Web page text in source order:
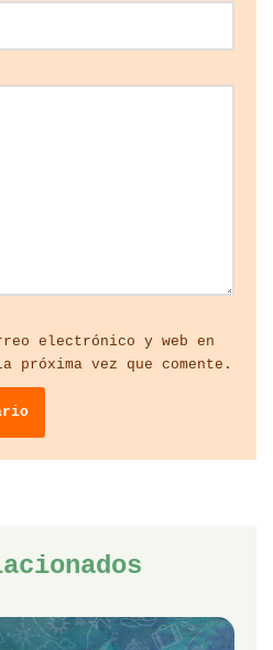
electrónico y web en
próxima vez que comente.